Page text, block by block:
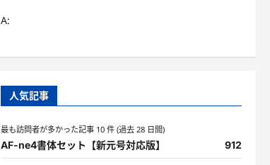
A:
人気記事
最も訪問者が多かった記事 10 件 (過去 28 日間)
AF-ne4書体セット【新元号対応版】 912